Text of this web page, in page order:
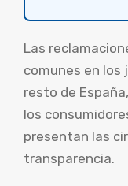
Las
comunes en los
resto de
los
presentan las
transparencia.